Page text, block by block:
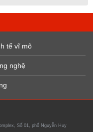
tế vĩ mô
nghệ
Số 01, phố Nguyễn Huy